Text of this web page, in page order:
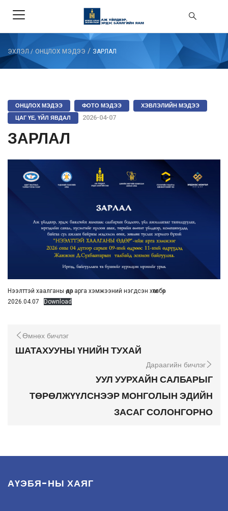
ЭХЛЭЛ / ОНЦЛОХ МЭДЭЭ / ЗАРЛАЛ
ОНЦЛОХ МЭДЭЭ ФОТО МЭДЭЭ
ХЭВЛЭЛИЙН МЭДЭЭ
ЦАГ ҮЕ, ҮЙЛ ЯВДАЛ
2026-04-07
ЗАРЛАЛ
Нээлттэй хаалганы өдөр арга хэмжээний нэгдсэн хөтөлбөр
2026.04.07
Download
Өмнөх бичлэг
ШАТАХУУНЫ ҮНИЙН ТУХАЙ
Дараагийн бичлэг
УУЛ УУРХАЙН САЛБАРЫГ
ТӨРӨЛЖҮҮЛСНЭЭР МОНГОЛЫН ЭДИЙН
ЗАСАГ СОЛОНГОРНО
АҮЭБЯ-НЫ ХАЯГ